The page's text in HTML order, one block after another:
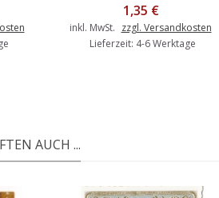
1,35 €
inkl. MwSt. zzgl. Versandkosten
Lieferzeit: 4-6 Werktage
AUCH ...